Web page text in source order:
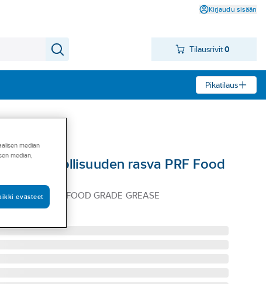
Kirjaudu sisään
Tilausrivit0
Pikatilaus
rasva PRF Food
400ML PRF FOOD GRADE GREASE
median
median,
evästeet